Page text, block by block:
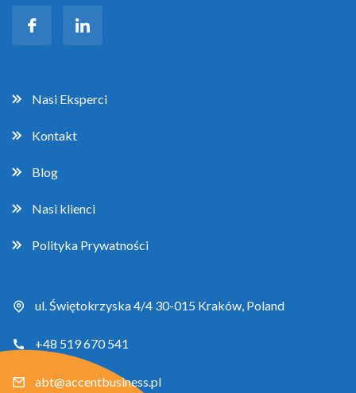
Nasi Eksperci
Kontakt
Blog
Nasi klienci
Polityka Prywatności
ul. Świętokrzyska 4/4 30-015 Kraków, Poland
+48 519 670 541
abt@accentbusiness.pl